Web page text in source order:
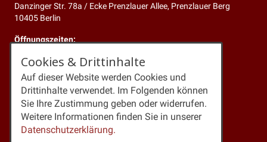
Danzinger Str. 78a / Ecke Prenzlauer Allee, Prenzlauer Berg
10405 Berlin
Öffnungszeiten:
KONTAKT
Telefon: +49 (0)30 4429347
Newsletter: Anmeldung
Kontakt: Mitteilung
Mail: info@amerikareisen24.de
Cookies & Drittinhalte
Auf dieser Website werden Cookies und
Drittinhalte verwendet. Im Folgenden können
Sie Ihre Zustimmung geben oder widerrufen.
Weitere Informationen finden Sie in unserer
Datenschutzerklärung.